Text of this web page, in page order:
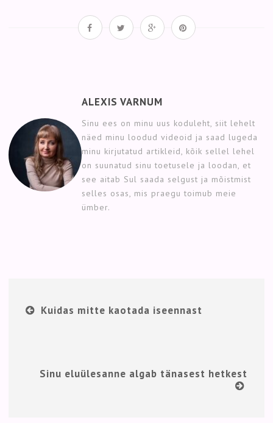
ALEXIS VARNUM
Sinu ees on minu uus koduleht, siit lehelt
näed minu loodud videoid ja saad lugeda
minu kirjutatud artikleid, kõik sellel lehel
on suunatud sinu toetusele ja loodan, et
see aitab Sul saada selgust ja mõistmist
selles osas, mis praegu toimub meie
ümber.
Kuidas mitte kaotada iseennast
Sinu eluülesanne algab tänasest hetkest